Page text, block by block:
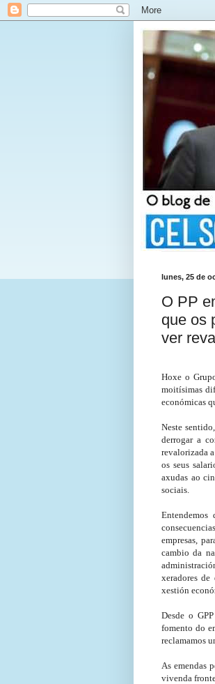
lunes, 25 de
O PP
que os
ver
Hoxe o
moitísimas
económicas
Neste
derrogar a
revalorizada
os seus
axudas ao
sociais.
empresas,
cambio da
xeradores de
xestión
Desde o
fomento do
reclamamos
As emendas
vivenda